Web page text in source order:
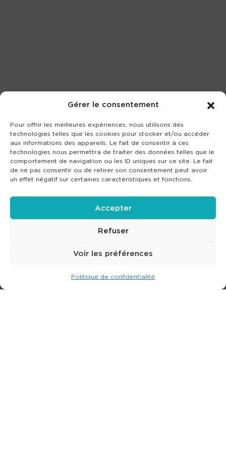
Gérer le consentement
Pour offrir les meilleures expériences, nous utilisons des
technologies telles que les cookies pour stocker et/ou accéder
aux informations des appareils. Le fait de consentir à ces
technologies nous permettra de traiter des données telles que le
comportement de navigation ou les ID uniques sur ce site. Le fait
de ne pas consentir ou de retirer son consentement peut avoir
un effet négatif sur certaines caractéristiques et fonctions.
Accepter
Refuser
Voir les préférences
Politique de confidentialité